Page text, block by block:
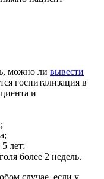
можно ли вывести
госпитализация в
и
лет;
более 2 недель.